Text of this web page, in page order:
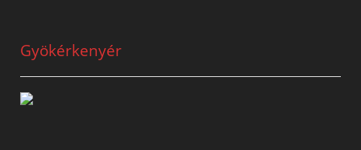
Gyökérkenyér